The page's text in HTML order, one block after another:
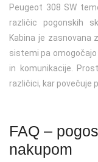
Peugeot 308 SW
različic pogonskih
Kabina je zasnovana
sistemi pa
in komunikacije.
različici, kar povečuje
FAQ –
nakupom